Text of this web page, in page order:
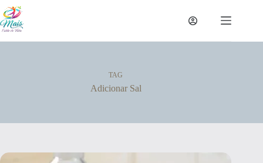
TAG
Adicionar Sal